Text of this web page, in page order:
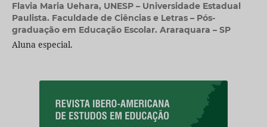
Flavia Maria Uehara, UNESP – Universidade Estadual
Paulista. Faculdade de Ciências e Letras – Pós-
graduação em Educação Escolar. Araraquara – SP
Aluna especial.